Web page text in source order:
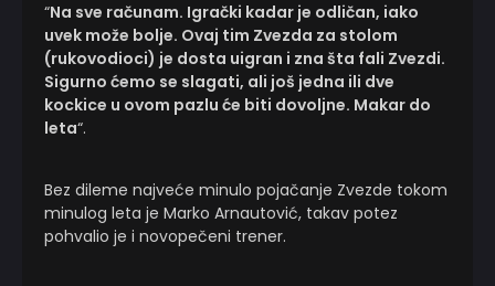
“Na sve računam. Igrački kadar je odličan, iako
uvek može bolje. Ovaj tim Zvezda za stolom
(rukovodioci) je dosta uigran i zna šta fali Zvezdi.
Sigurno ćemo se slagati, ali još jedna ili dve
kockice u ovom pazlu će biti dovoljne. Makar do
leta“.
Bez dileme najveće minulo pojačanje Zvezde tokom
minulog leta je Marko Arnautović, takav potez
pohvalio je i novopečeni trener.